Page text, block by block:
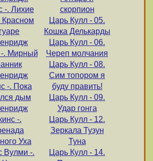
-. Лихие
Красном
-. Мирный
-. Пока
дым
-.
Уха
Вулми -.
скорпион
Царь Кулл - 05.
Кошка Делькарды
Царь Кулл - 06.
Череп молчания
Царь Кулл - 08.
Сим топором я
буду править!
Царь Кулл - 09.
Удар гонга
Царь Кулл - 12.
Зеркала Тузун
Туна
Царь Кулл - 14.